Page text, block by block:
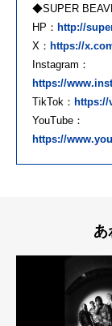
◆SUPER
HP： http://
X： https://
Instagram：
https://
TikTok：
YouTube：
https://
あ